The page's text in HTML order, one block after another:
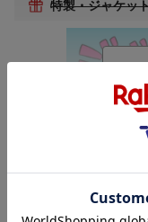
特製・ジャケッ